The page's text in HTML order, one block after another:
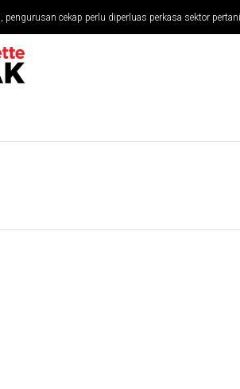
pengurusan cekap perlu diperluas perkasa sektor